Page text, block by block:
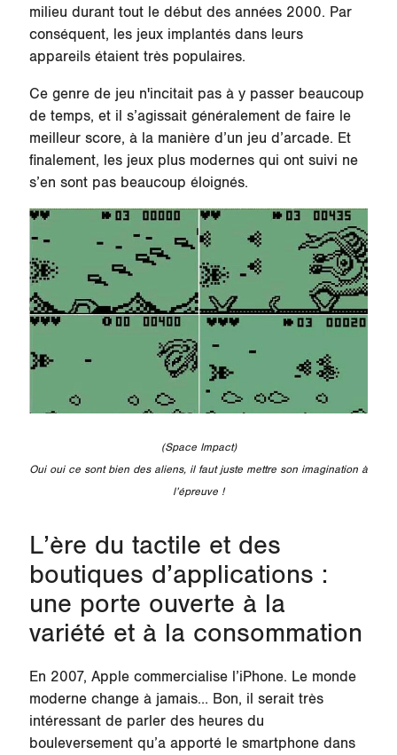
milieu durant tout le début des années 2000. Par
conséquent, les jeux implantés dans leurs
appareils étaient très populaires.
Ce genre de jeu n'incitait pas à y passer beaucoup
de temps, et il s’agissait généralement de faire le
meilleur score, à la manière d’un jeu d’arcade. Et
finalement, les jeux plus modernes qui ont suivi ne
s’en sont pas beaucoup éloignés.
(Space Impact)
Oui oui ce sont bien des aliens, il faut juste mettre son imagination à
l’épreuve !
L’ère du tactile et des
boutiques d’applications :
une porte ouverte à la
variété et à la consommation
En 2007, Apple commercialise l’iPhone. Le monde
moderne change à jamais… Bon, il serait très
intéressant de parler des heures du
bouleversement qu’a apporté le smartphone dans